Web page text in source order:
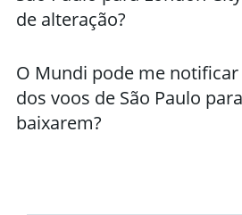
de alteração?
O Mundi pode me notificar
dos voos de São Paulo
baixarem?